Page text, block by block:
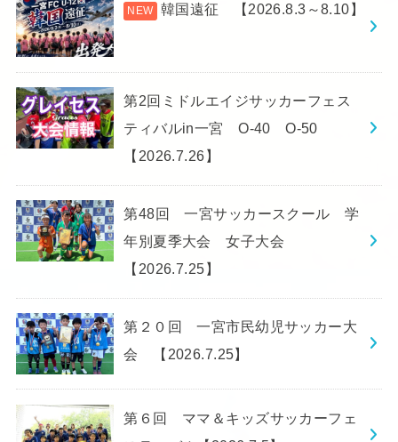
韓国遠征 【2026.8.3～8.10】
第2回ミドルエイジサッカーフェス
ティバルin一宮 O-40 O-50
【2026.7.26】
第48回 一宮サッカースクール 学
年別夏季大会 女子大会
【2026.7.25】
第２０回 一宮市民幼児サッカー大
会 【2026.7.25】
第６回 ママ＆キッズサッカーフェ